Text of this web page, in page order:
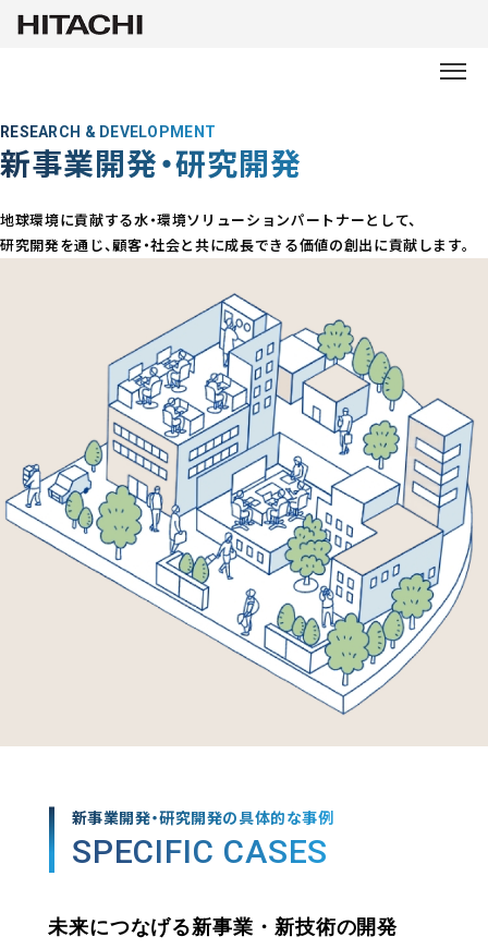
RESEARCH & DEVELOPMENT
新事業開発・研究開発
地球環境に貢献する水・環境ソリューションパートナーとして、
研究開発を通じ、顧客・社会と共に成長できる価値の創出に貢献します。
新事業開発・研究開発の具体的な事例
SPECIFIC CASES
未来につなげる新事業・新技術の開発